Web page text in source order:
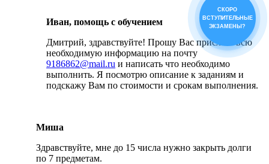
Иван, помощь с обучением
Дмитрий, здравствуйте! Прошу Вас прислать всю
необходимую информацию на почту
9186862@mail.ru и написать что необходимо
выполнить. Я посмотрю описание к заданиям и
подскажу Вам по стоимости и срокам выполнения.
Миша
Здравствуйте, мне до 15 числа нужно закрыть долги
по 7 предметам.
СКОРО
ВСТУПИТЕЛЬНЫЕ
ЭКЗАМЕНЫ?